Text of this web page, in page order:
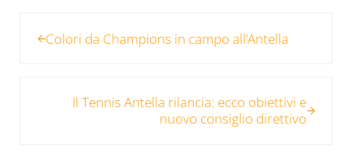
Colori da Champions in campo all’Antella
Il Tennis Antella rilancia: ecco obiettivi e
nuovo consiglio direttivo